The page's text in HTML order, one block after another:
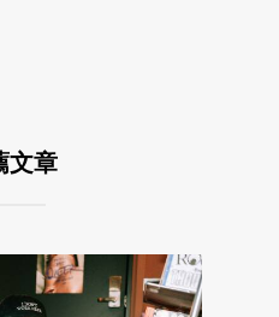
文章